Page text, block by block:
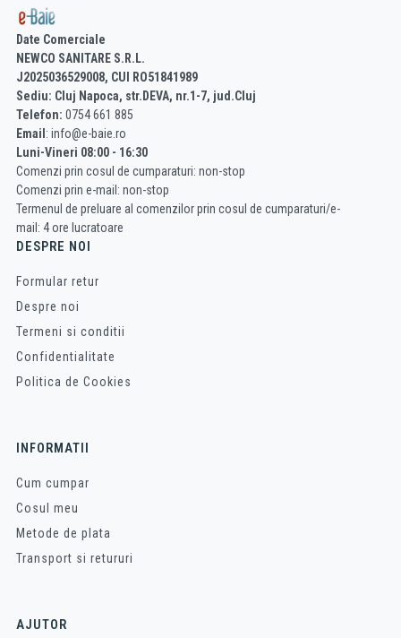
Date Comerciale
NEWCO SANITARE S.R.L.
J2025036529008, CUI RO51841989
Sediu: Cluj Napoca, str.DEVA, nr.1-7, jud.Cluj
Telefon: 0754 661 885
Email : info@e-baie.ro
Luni-Vineri 08:00 - 16:30
Comenzi prin cosul de cumparaturi: non-stop
Comenzi prin e-mail: non-stop
Termenul de preluare al comenzilor prin cosul de cumparaturi/e-
mail: 4 ore lucratoare
DESPRE NOI
Formular retur
Despre noi
Termeni si conditii
Confidentialitate
Politica de Cookies
INFORMATII
Cum cumpar
Cosul meu
Metode de plata
Transport si retururi
AJUTOR